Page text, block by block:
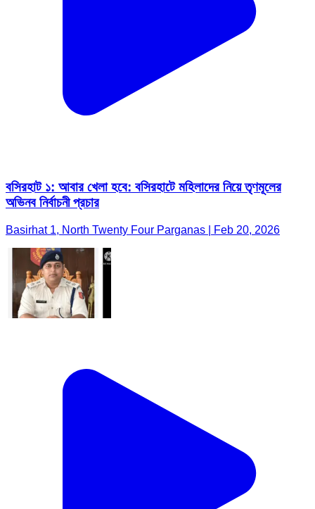
বসিরহাট ১: আবার খেলা হবে: বসিরহাটে মহিলাদের নিয়ে তৃণমূলের
অভিনব নির্বাচনী প্রচার
Basirhat 1, North Twenty Four Parganas | Feb 20, 2026